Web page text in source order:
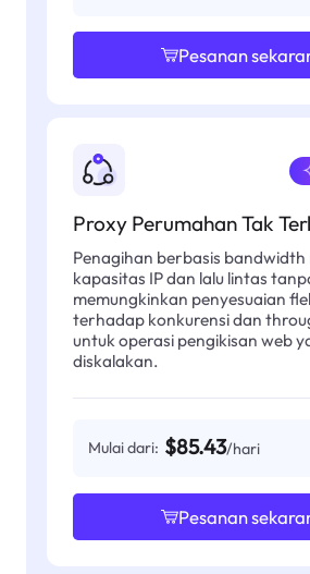
Pesanan
Proxy Perumahan Tak
Penagihan berbasis
kapasitas IP dan lalu lintas
memungkinkan penyesuaian
terhadap konkurensi dan
untuk operasi pengikisan web
diskalakan.
Mulai dari: $85.43/hari
Pesanan